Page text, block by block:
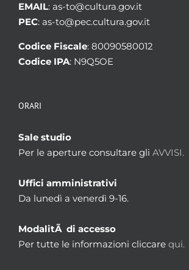
EMAIL: as-to@cultura.gov.it
PEC: as-to@pec.cultura.gov.it
Codice Fiscale: 80090580012
Codice IPA: N9Q5OE
ORARI
Sale studio
Per le aperture consultare gli AVVISI.
Uffici amministrativi
Da lunedì a venerdì 9-16.
ModalitÃ di accesso
Per tutte le informazioni cliccare qui.